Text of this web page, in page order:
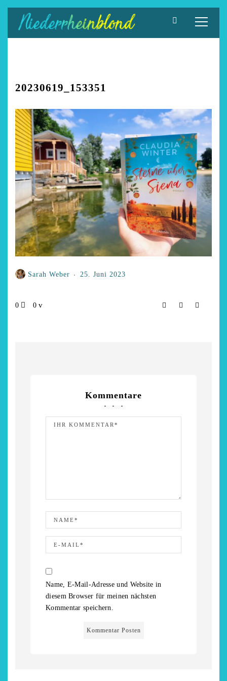
Inhalt
springen
20230619_153351
Sarah Weber 25. Juni 2023
0 0
Kommentare
Name, E-Mail-Adresse und Website in
diesem Browser für meinen nächsten
Kommentar speichern.